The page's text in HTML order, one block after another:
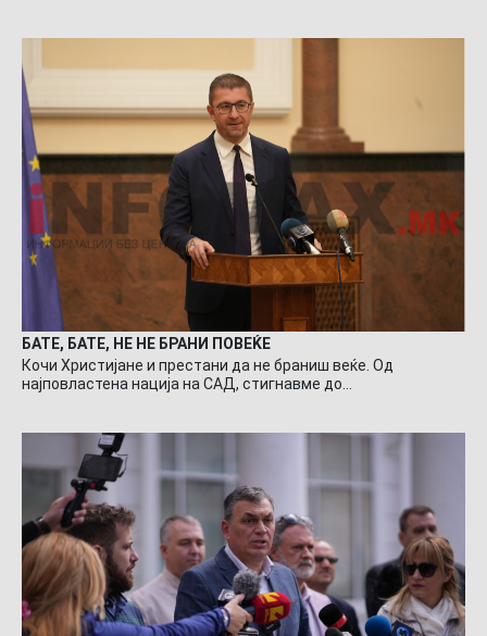
БАТЕ, БАТЕ, НЕ НЕ БРАНИ ПОВЕЌЕ
Кочи Христијане и престани да не браниш веќе. Од
најповластена нација на САД, стигнавме до…